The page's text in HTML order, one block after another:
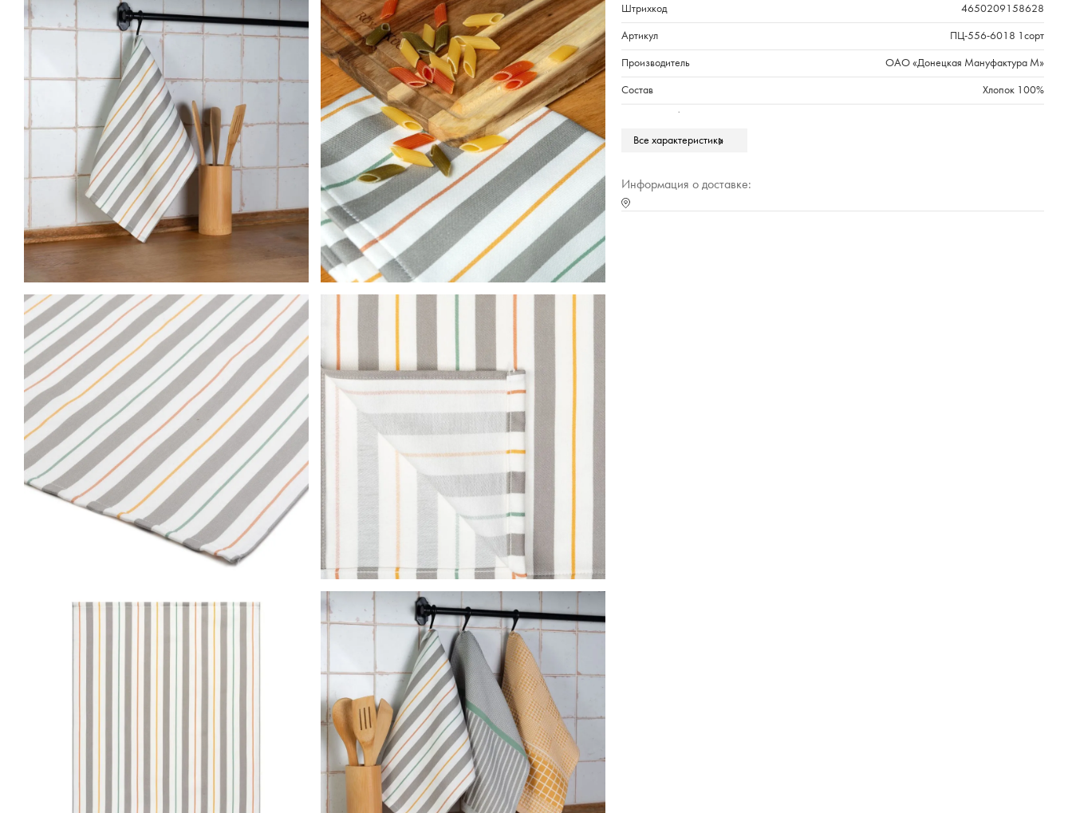
Штрихкод 4650209158628
Артикул ПЦ-556-6018 1сорт
Производитель ОАО «Донецкая Мануфактура М»
Состав Хлопок 100%
Марка
Страна происхождения
Все характеристики
Информация о доставке: